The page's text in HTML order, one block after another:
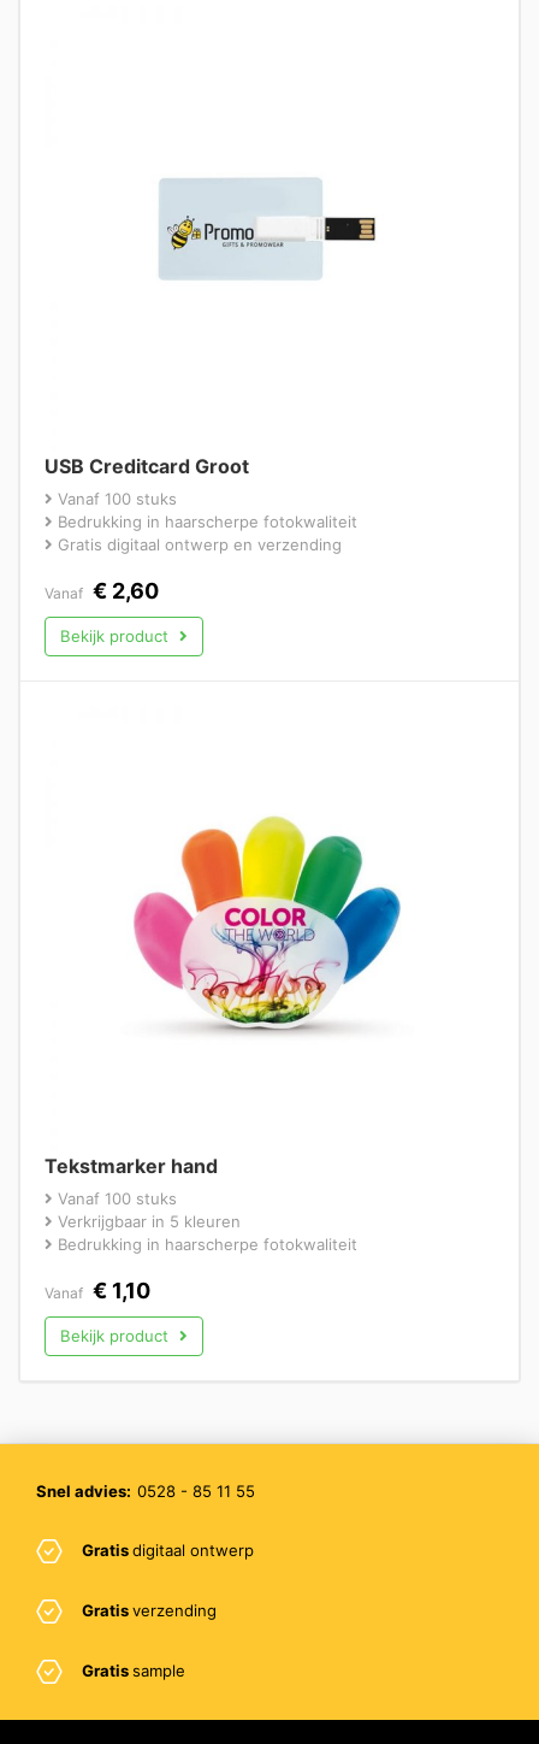
USB Creditcard Groot
Vanaf 100 stuks
Bedrukking in haarscherpe fotokwaliteit
Gratis digitaal ontwerp en verzending
Vanaf € 2,60
Bekijk product
Tekstmarker hand
Vanaf 100 stuks
Verkrijgbaar in 5 kleuren
Bedrukking in haarscherpe fotokwaliteit
Vanaf € 1,10
Bekijk product
Snel advies: 0528 - 85 11 55
Gratisdigitaal ontwerp
Gratisverzending
Gratissample